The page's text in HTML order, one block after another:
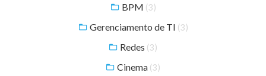
BPM (3)
Gerenciamento de TI (3)
Redes (3)
Cinema (3)